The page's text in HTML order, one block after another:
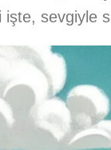
sevgiyle